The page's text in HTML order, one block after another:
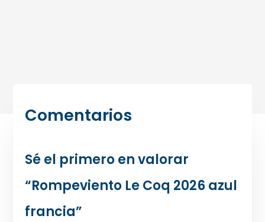
Comentarios
Sé el primero en valorar
“Rompeviento Le Coq 2026 azul
francia”